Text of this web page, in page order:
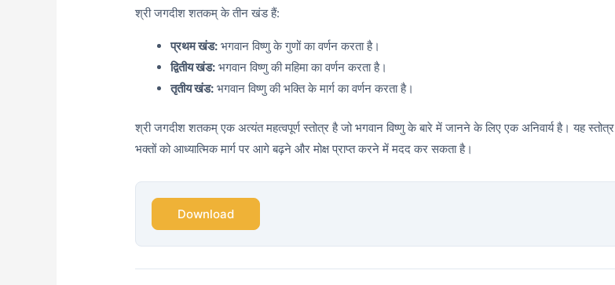
श्री जगदीश शतकम् के तीन खंड हैं:
प्रथम खंड: भगवान विष्णु के गुणों का वर्णन करता है।
द्वितीय खंड: भगवान विष्णु की महिमा का वर्णन करता है।
तृतीय खंड: भगवान विष्णु की भक्ति के मार्ग का वर्णन करता है।
श्री जगदीश शतकम् एक अत्यंत महत्वपूर्ण स्तोत्र है जो भगवान विष्णु के बारे में जानने के लिए एक अनिवार्य है। यह स्तोत्र
भक्तों को आध्यात्मिक मार्ग पर आगे बढ़ने और मोक्ष प्राप्त करने में मदद कर सकता है।
Download